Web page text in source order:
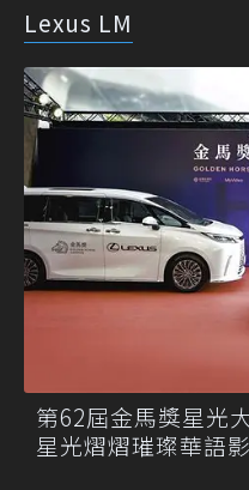
Lexus LM
第62屆金馬獎星光
星光熠熠璀璨華語